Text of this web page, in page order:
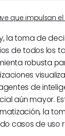
que impulsan
la toma de
de todos los
robusta
de
aún mayor.
la
casos de uso